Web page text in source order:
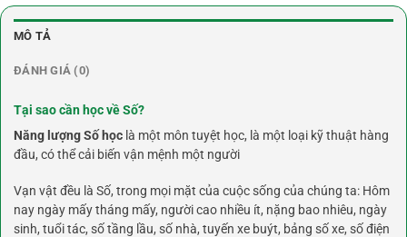
MÔ TẢ
ĐÁNH GIÁ (0)
Tại sao cần học về Số?
Năng lượng Số học là một môn tuyệt học, là một loại kỹ thuật hàng
đầu, có thể cải biến vận mệnh một người
Vạn vật đều là Số, trong mọi mặt của cuộc sống của chúng ta: Hôm
nay ngày mấy tháng mấy, người cao nhiều ít, nặng bao nhiêu, ngày
sinh, tuổi tác, số tầng lầu, số nhà, tuyến xe buýt, bảng số xe, số điện